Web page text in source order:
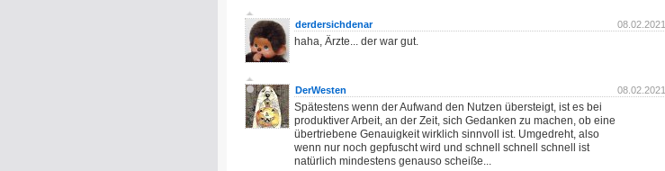
08.02.2021
derdersichdenar
haha, Ärzte... der war gut.
08.02.2021
DerWesten
Spätestens wenn der Aufwand den Nutzen übersteigt, ist es bei
produktiver Arbeit, an der Zeit, sich Gedanken zu machen, ob eine
übertriebene Genauigkeit wirklich sinnvoll ist. Umgedreht, also
wenn nur noch gepfuscht wird und schnell schnell schnell ist
natürlich mindestens genauso scheiße...